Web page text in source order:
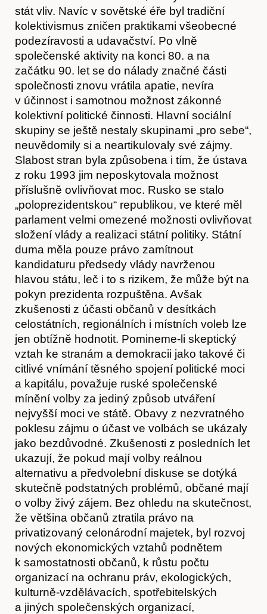
Předplatné
stát vliv. Navíc v sovětské éře byl tradiční
kolektivismus zničen praktikami všeobecné
podezíravosti a udavačství. Po vlně
společenské aktivity na konci 80. a na
začátku 90. let se do nálady značné části
společnosti znovu vrátila apatie, nevíra
v účinnost i samotnou možnost zákonné
kolektivní politické činnosti. Hlavní sociální
skupiny se ještě nestaly skupinami „pro sebe“,
neuvědomily si a neartikulovaly své zájmy.
Slabost stran byla způsobena i tím, že ústava
z roku 1993 jim neposkytovala možnost
příslušně ovlivňovat moc. Rusko se stalo
„poloprezidentskou“ republikou, ve které měl
parlament velmi omezené možnosti ovlivňovat
složení vlády a realizaci státní politiky. Státní
duma měla pouze právo zamítnout
kandidaturu předsedy vlády navrženou
hlavou státu, leč i to s rizikem, že může být na
pokyn prezidenta rozpuštěna. Avšak
zkušenosti z účasti občanů v desítkách
celostátních, regionálních i místních voleb lze
jen obtížně hodnotit. Pomineme-li skeptický
vztah ke stranám a demokracii jako takové či
citlivé vnímání těsného spojení politické moci
a kapitálu, považuje ruské společenské
mínění volby za jediný způsob utváření
nejvyšší moci ve státě. Obavy z nezvratného
poklesu zájmu o účast ve volbách se ukázaly
jako bezdůvodné. Zkušenosti z posledních let
ukazují, že pokud mají volby reálnou
alternativu a předvolební diskuse se dotýká
skutečně podstatných problémů, občané mají
o volby živý zájem. Bez ohledu na skutečnost,
že většina občanů ztratila právo na
privatizovaný celonárodní majetek, byl rozvoj
nových ekonomických vztahů podnětem
k samostatnosti občanů, k růstu počtu
organizací na ochranu práv, ekologických,
kulturně-vzdělávacích, spotřebitelských
a jiných společenských organizací,